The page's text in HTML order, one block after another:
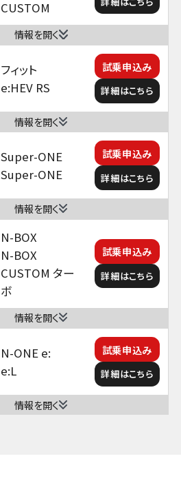
CUSTOM
情報を開く
フィット
e:HEV RS
試乗申込み
詳細はこちら
情報を開く
Super-ONE
Super-ONE
試乗申込み
詳細はこちら
情報を開く
N-BOX
N-BOX
CUSTOM ター
ボ
試乗申込み
詳細はこちら
情報を開く
N-ONE e:
e:L
試乗申込み
詳細はこちら
情報を開く